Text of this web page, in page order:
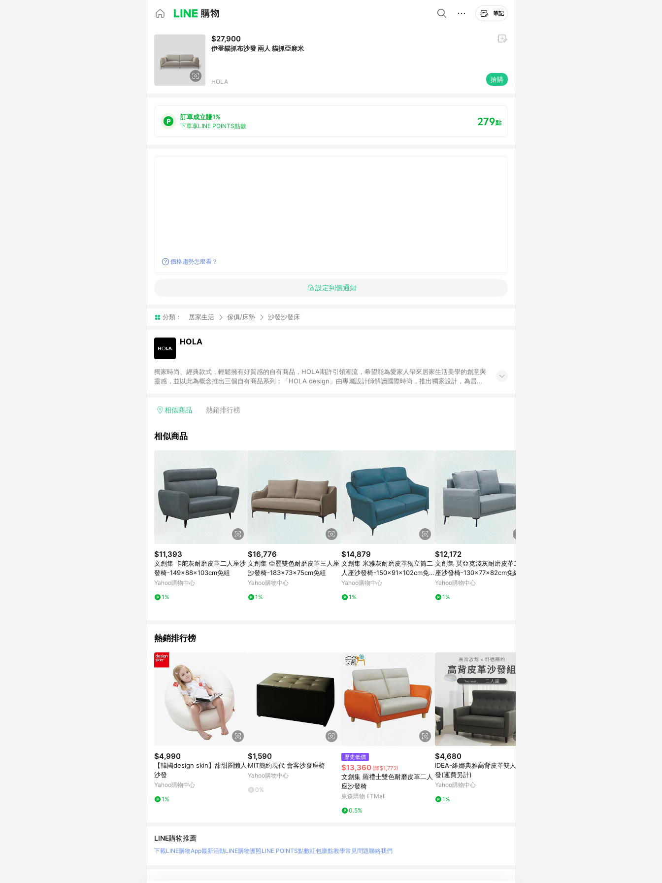
筆記
$27,900
伊登貓抓布沙發 兩人 貓抓亞麻米
HOLA 搶購
訂單成立賺1%
下單享LINE POINTS點數 279點
價格趨勢怎麼看？
設定到價通知
分類： 居家生活 傢俱/床墊 沙發沙發床
HOLA
獨家時尚、經典款式，輕鬆擁有好質感的自有商品，HOLA期許引領潮流，希望能為愛家人帶來居家生活美學的創意與
靈感，並以此為概念推出三個自有商品系列：「HOLA design」由專屬設計師解讀國際時尚，推出獨家設計，為居家
時，HOLA自有商品皆通過專業檢測，讓愛家人安心輕鬆地享受美好居家生活。 LINE購物站上活動如點數紅包、新客
相似商品 熱銷排行榜
相似商品
$11,393
文創集 卡舵灰耐磨皮革二人座沙
發椅-149x88x103cm免組
Yahoo購物中心
1%
$16,776
文創集 亞歷雙色耐磨皮革三人座
沙發椅-183x73x75cm免組
Yahoo購物中心
1%
$14,879
文創集 米雅灰耐磨皮革獨立筒二
人座沙發椅-150x91x102cm免
組
Yahoo購物中心
1%
$12,172
文創集 莫亞克淺灰耐磨皮革二人
座沙發椅-130x77x82cm免組
Yahoo購物中心
1%
熱銷排行榜
$4,990
【韓國design skin】甜甜圈懶人
沙發
Yahoo購物中心
1%
$1,590
MIT簡約現代 會客沙發座椅
Yahoo購物中心
0%
歷史低價
$13,360 (降$1,772)
文創集 羅禮士雙色耐磨皮革二人
座沙發椅
東森購物 ETMall
0.5%
$4,680
IDEA-維娜典雅高背皮革雙人沙
發(運費另計)
Yahoo購物中心
1%
LINE購物推薦
下載LINE購物App最新活動LINE購物護照LINE POINTS點數紅包賺點教學常見問題聯絡我們